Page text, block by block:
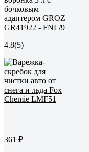
бочковым
адаптером GROZ
GR41922 - FNL/9
4.8(5)
361 ₽